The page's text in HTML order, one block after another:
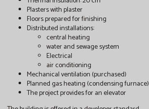
Plasters with plaster
Floors prepared for finishing
Distributed installations:
central heating
water and sewage system
Electrical
air conditioning
Mechanical ventilation (purchased)
Planned gas heating (condensing furnace)
The project provides for an elevator